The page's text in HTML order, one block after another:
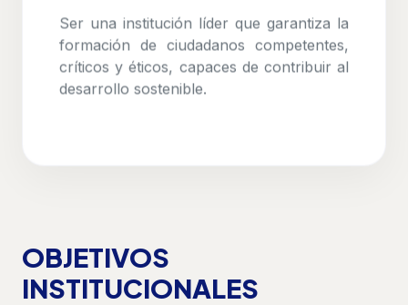
Ser una institución líder que garantiza la
formación de ciudadanos competentes,
críticos y éticos, capaces de contribuir al
desarrollo sostenible.
OBJETIVOS
INSTITUCIONALES